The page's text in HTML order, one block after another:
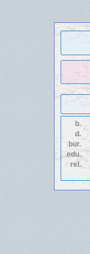
b.
d.
bur.
edu.
rel.